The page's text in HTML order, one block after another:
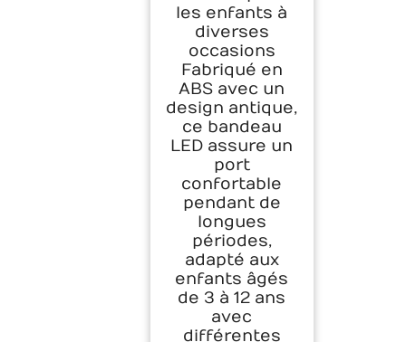
les enfants à
diverses
occasions
Fabriqué en
ABS avec un
design antique,
ce bandeau
LED assure un
port
confortable
pendant de
longues
périodes,
adapté aux
enfants âgés
de 3 à 12 ans
avec
différentes